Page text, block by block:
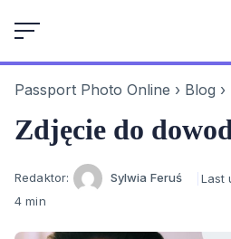
to
Passport Photo Online › Blog ›
Zdjęcie do
Author
Redaktor: Sylwia Feruś Last
4 min